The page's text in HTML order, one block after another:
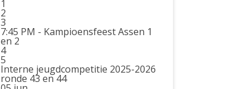
1
2
3
7:45 PM - Kampioensfeest Assen 1
en 2
4
5
Interne jeugdcompetitie 2025-2026
ronde 43 en 44